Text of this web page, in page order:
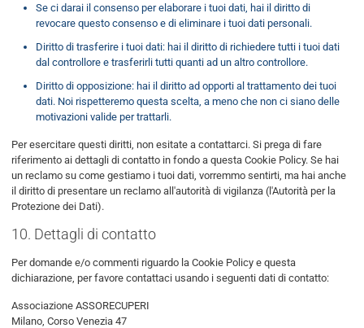
Se ci darai il consenso per elaborare i tuoi dati, hai il diritto di
revocare questo consenso e di eliminare i tuoi dati personali.
Diritto di trasferire i tuoi dati: hai il diritto di richiedere tutti i tuoi dati
dal controllore e trasferirli tutti quanti ad un altro controllore.
Diritto di opposizione: hai il diritto ad opporti al trattamento dei tuoi
dati. Noi rispetteremo questa scelta, a meno che non ci siano delle
motivazioni valide per trattarli.
Per esercitare questi diritti, non esitate a contattarci. Si prega di fare
riferimento ai dettagli di contatto in fondo a questa Cookie Policy. Se hai
un reclamo su come gestiamo i tuoi dati, vorremmo sentirti, ma hai anche
il diritto di presentare un reclamo all'autorità di vigilanza (l'Autorità per la
Protezione dei Dati).
10. Dettagli di contatto
Per domande e/o commenti riguardo la Cookie Policy e questa
dichiarazione, per favore contattaci usando i seguenti dati di contatto:
Associazione ASSORECUPERI
Milano, Corso Venezia 47